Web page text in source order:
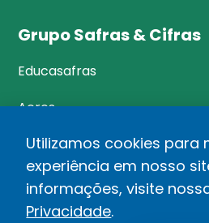
Grupo Safras & Cifras
Educasafras
Acres
Relatório de
Utilizamos cookies para
experiência em nosso
informações, visite
Privacidade.